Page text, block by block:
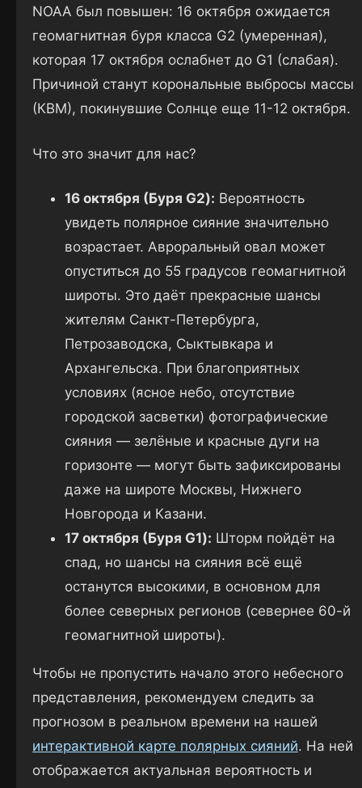
NOAA был повышен: 16 октября ожидается
геомагнитная буря класса G2 (умеренная),
которая 17 октября ослабнет до G1 (слабая).
Причиной станут корональные выбросы массы
(КВМ), покинувшие Солнце еще 11-12 октября.
Что это значит для нас?
16 октября (Буря G2): Вероятность
увидеть полярное сияние значительно
возрастает. Авроральный овал может
опуститься до 55 градусов геомагнитной
широты. Это даёт прекрасные шансы
жителям Санкт-Петербурга,
Петрозаводска, Сыктывкара и
Архангельска. При благоприятных
условиях (ясное небо, отсутствие
городской засветки) фотографические
сияния — зелёные и красные дуги на
горизонте — могут быть зафиксированы
даже на широте Москвы, Нижнего
Новгорода и Казани.
17 октября (Буря G1): Шторм пойдёт на
спад, но шансы на сияния всё ещё
останутся высокими, в основном для
более северных регионов (севернее 60-й
геомагнитной широты).
Чтобы не пропустить начало этого небесного
представления, рекомендуем следить за
прогнозом в реальном времени на нашей
интерактивной карте полярных сияний. На ней
отображается актуальная вероятность и